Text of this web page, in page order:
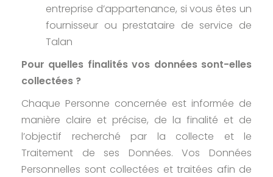
entreprise d’appartenance, si vous êtes un
fournisseur ou prestataire de service de
Talan
Pour quelles finalités vos données sont-elles
collectées ?
Chaque Personne concernée est informée de
manière claire et précise, de la finalité et de
l’objectif recherché par la collecte et le
Traitement de ses Données. Vos Données
Personnelles sont collectées et traitées afin de